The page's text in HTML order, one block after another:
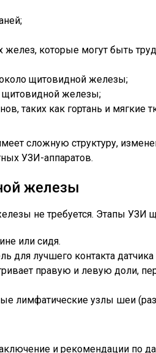
которые могут быть
щитовидной железы;
щитовидной железы;
таких как гортань и мягкие
сложную структуру,
УЗИ-аппаратов.
железы
не требуется. Этапы УЗИ
или сидя.
для лучшего контакта
правую и левую доли,
лимфатические узлы шеи
и рекомендации по